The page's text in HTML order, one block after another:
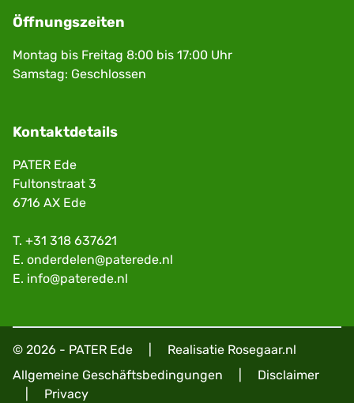
Öffnungszeiten
Montag bis Freitag 8:00 bis 17:00 Uhr
Samstag: Geschlossen
Kontaktdetails
PATER Ede
Fultonstraat 3
6716 AX Ede
T. +31 318 637621
E. onderdelen@paterede.nl
E. info@paterede.nl
© 2026 - PATER Ede Realisatie Rosegaar.nl
Allgemeine Geschäftsbedingungen
Disclaimer
Privacy